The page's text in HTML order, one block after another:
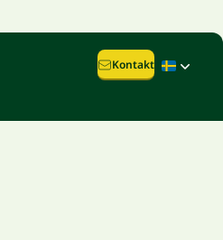
Kontakt